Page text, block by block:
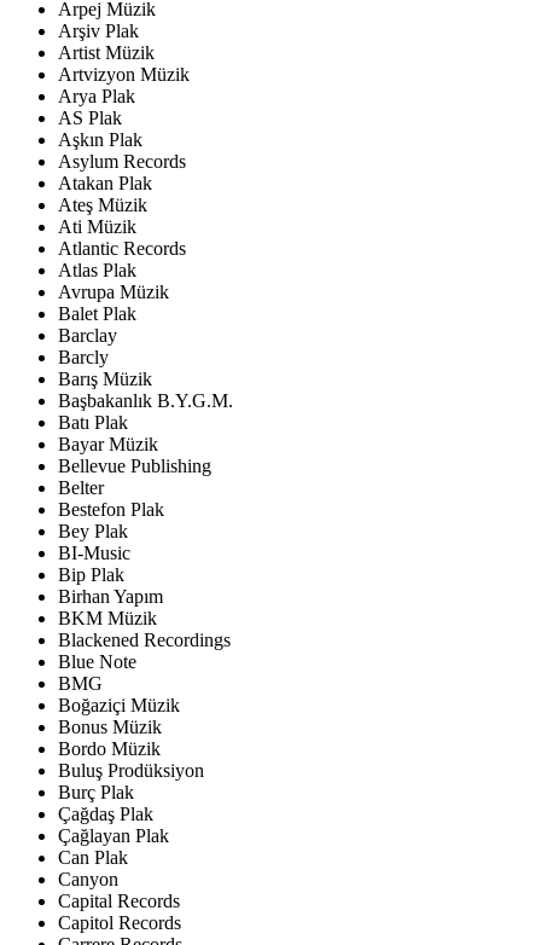
Arpej Müzik
Arşiv Plak
Artist Müzik
Artvizyon Müzik
Arya Plak
AS Plak
Aşkın Plak
Asylum Records
Atakan Plak
Ateş Müzik
Ati Müzik
Atlantic Records
Atlas Plak
Avrupa Müzik
Balet Plak
Barclay
Barcly
Barış Müzik
Başbakanlık B.Y.G.M.
Batı Plak
Bayar Müzik
Bellevue Publishing
Belter
Bestefon Plak
Bey Plak
BI-Music
Bip Plak
Birhan Yapım
BKM Müzik
Blackened Recordings
Blue Note
BMG
Boğaziçi Müzik
Bonus Müzik
Bordo Müzik
Buluş Prodüksiyon
Burç Plak
Çağdaş Plak
Çağlayan Plak
Can Plak
Canyon
Capital Records
Capitol Records